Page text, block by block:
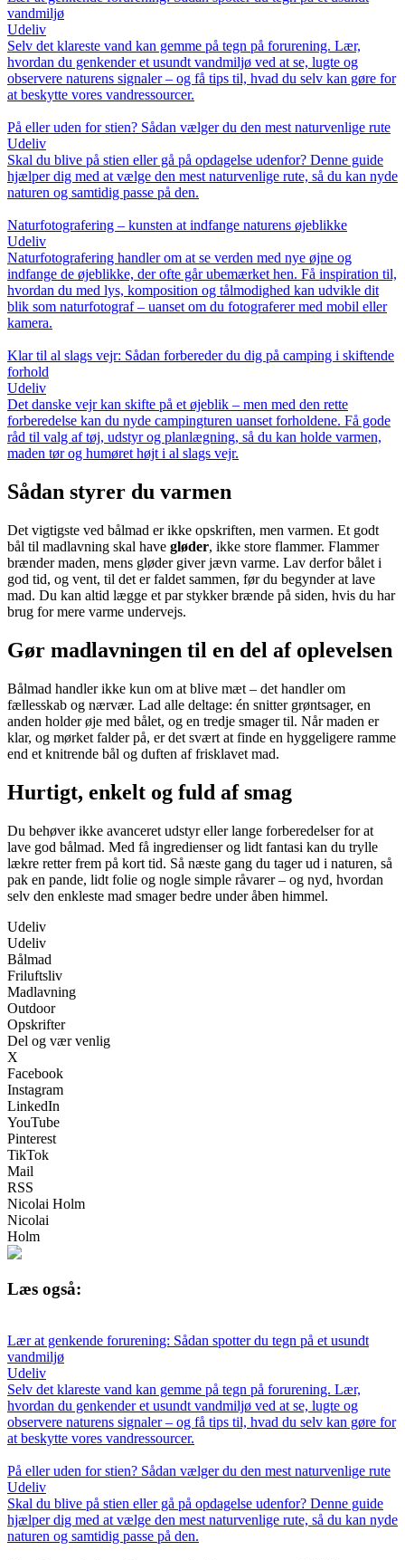
vandmiljø
Udeliv
Selv det klareste vand kan gemme på tegn på forurening. Lær,
hvordan du genkender et usundt vandmiljø ved at se, lugte og
observere naturens signaler – og få tips til, hvad du selv kan gøre for
at beskytte vores vandressourcer.
På eller uden for stien? Sådan vælger du den mest naturvenlige rute
Udeliv
Skal du blive på stien eller gå på opdagelse udenfor? Denne guide
hjælper dig med at vælge den mest naturvenlige rute, så du kan nyde
naturen og samtidig passe på den.
Naturfotografering – kunsten at indfange naturens øjeblikke
Udeliv
Naturfotografering handler om at se verden med nye øjne og
indfange de øjeblikke, der ofte går ubemærket hen. Få inspiration til,
hvordan du med lys, komposition og tålmodighed kan udvikle dit
blik som naturfotograf – uanset om du fotograferer med mobil eller
kamera.
Klar til al slags vejr: Sådan forbereder du dig på camping i skiftende
forhold
Udeliv
Det danske vejr kan skifte på et øjeblik – men med den rette
forberedelse kan du nyde campingturen uanset forholdene. Få gode
råd til valg af tøj, udstyr og planlægning, så du kan holde varmen,
maden tør og humøret højt i al slags vejr.
Sådan styrer du varmen
Det vigtigste ved bålmad er ikke opskriften, men varmen. Et godt
bål til madlavning skal have gløder, ikke store flammer. Flammer
brænder maden, mens gløder giver jævn varme. Lav derfor bålet i
god tid, og vent, til det er faldet sammen, før du begynder at lave
mad. Du kan altid lægge et par stykker brænde på siden, hvis du har
brug for mere varme undervejs.
Gør madlavningen til en del af oplevelsen
Bålmad handler ikke kun om at blive mæt – det handler om
fællesskab og nærvær. Lad alle deltage: én snitter grøntsager, en
anden holder øje med bålet, og en tredje smager til. Når maden er
klar, og mørket falder på, er det svært at finde en hyggeligere ramme
end et knitrende bål og duften af frisklavet mad.
Hurtigt, enkelt og fuld af smag
Du behøver ikke avanceret udstyr eller lange forberedelser for at
lave god bålmad. Med få ingredienser og lidt fantasi kan du trylle
lækre retter frem på kort tid. Så næste gang du tager ud i naturen, så
pak en pande, lidt folie og nogle simple råvarer – og nyd, hvordan
selv den enkleste mad smager bedre under åben himmel.
Udeliv
Udeliv
Bålmad
Friluftsliv
Madlavning
Outdoor
Opskrifter
Del og vær venlig
X
Facebook
Instagram
LinkedIn
YouTube
Pinterest
TikTok
Mail
RSS
Nicolai Holm
Nicolai
Holm
Læs også:
Lær at genkende forurening: Sådan spotter du tegn på et usundt
vandmiljø
Udeliv
Selv det klareste vand kan gemme på tegn på forurening. Lær,
hvordan du genkender et usundt vandmiljø ved at se, lugte og
observere naturens signaler – og få tips til, hvad du selv kan gøre for
at beskytte vores vandressourcer.
På eller uden for stien? Sådan vælger du den mest naturvenlige rute
Udeliv
Skal du blive på stien eller gå på opdagelse udenfor? Denne guide
hjælper dig med at vælge den mest naturvenlige rute, så du kan nyde
naturen og samtidig passe på den.